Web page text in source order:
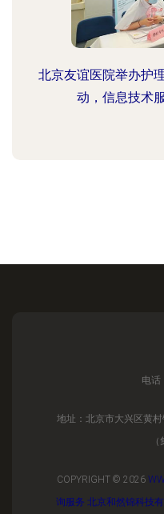
北京友谊医院举办护
动，信息技术
电话
地址：北京市大兴区黄
COPYRIGHT © 2026
询服务 北京和然锦科技